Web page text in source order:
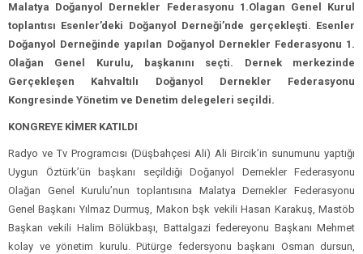
Malatya Doğanyol Dernekler Federasyonu 1.Olagan Genel Kurul
toplantısı Esenler’deki Doğanyol Derneği’nde gerçekleşti. Esenler
Doğanyol Derneğinde yapılan Doğanyol Dernekler Federasyonu 1.
Olağan Genel Kurulu, başkanını seçti. Dernek merkezinde
Gerçekleşen Kahvaltılı Doğanyol Dernekler Federasyonu
Kongresinde Yönetim ve Denetim delegeleri seçildi.
KONGREYE KİMER KATILDI
Radyo ve Tv Programcısı (Düşbahçesi Ali) Ali Bircik’in sunumunu yaptığı
Uygun Öztürk’ün başkanı seçildiği Doğanyol Dernekler Federasyonu
Olağan Genel Kurulu’nun toplantısına Malatya Dernekler Federasyonu
Genel Başkanı Yılmaz Durmuş, Makon bşk vekili Hasan Karakuş, Mastöb
Başkan vekili Halim Bölükbaşı, Battalgazi federeyonu Başkanı Mehmet
kolay ve yönetim kurulu. Pütürge federsyonu başkanı Osman dursun,